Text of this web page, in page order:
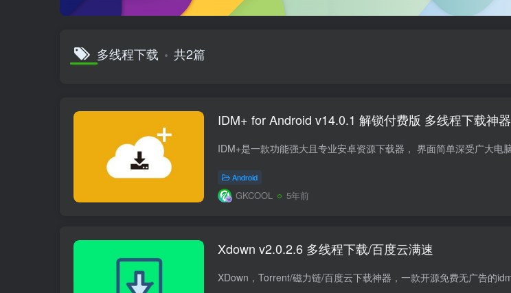
多线程下载 共2篇
IDM+ for Android v14.0.1 解锁付费版 多线程下载神器
Android
GKCOOL 5年前
Xdown v2.0.2.6 多线程下载/百度云满速